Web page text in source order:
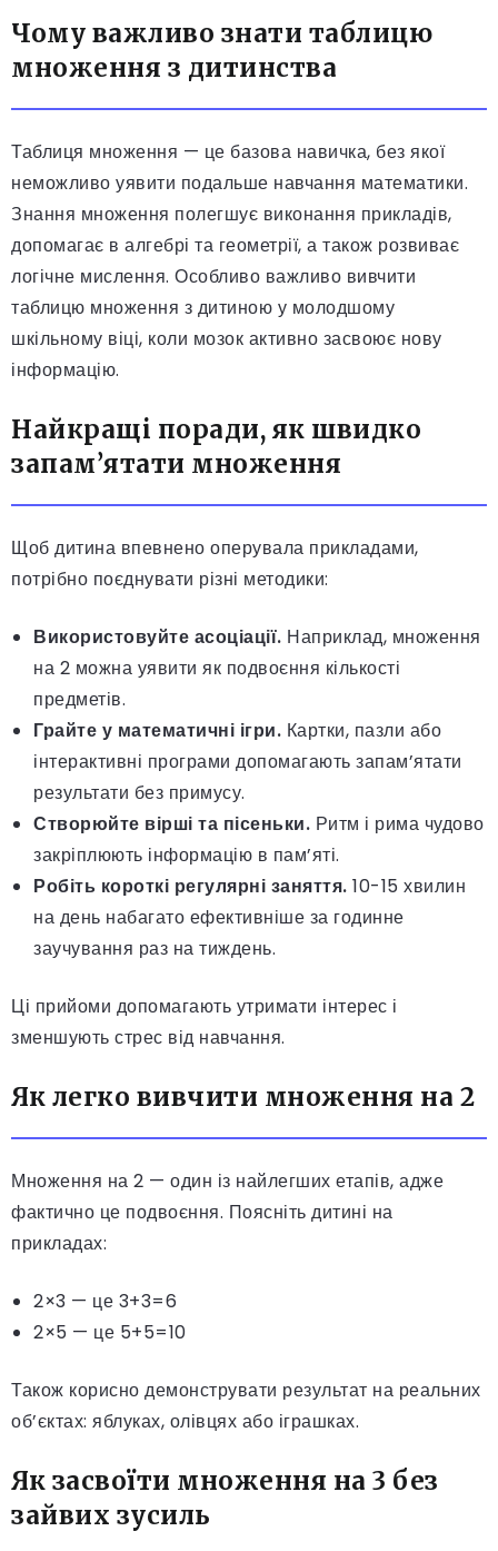
Чому важливо знати таблицю
множення з дитинства
Таблиця множення — це базова навичка, без якої
неможливо уявити подальше навчання математики.
Знання множення полегшує виконання прикладів,
допомагає в алгебрі та геометрії, а також розвиває
логічне мислення. Особливо важливо вивчити
таблицю множення з дитиною у молодшому
шкільному віці, коли мозок активно засвоює нову
інформацію.
Найкращі поради, як швидко
запам’ятати множення
Щоб дитина впевнено оперувала прикладами,
потрібно поєднувати різні методики:
Використовуйте асоціації. Наприклад, множення
на 2 можна уявити як подвоєння кількості
предметів.
Грайте у математичні ігри. Картки, пазли або
інтерактивні програми допомагають запам’ятати
результати без примусу.
Створюйте вірші та пісеньки. Ритм і рима чудово
закріплюють інформацію в пам’яті.
Робіть короткі регулярні заняття. 10-15 хвилин
на день набагато ефективніше за годинне
заучування раз на тиждень.
Ці прийоми допомагають утримати інтерес і
зменшують стрес від навчання.
Як легко вивчити множення на 2
Множення на 2 — один із найлегших етапів, адже
фактично це подвоєння. Поясніть дитині на
прикладах:
2×3 — це 3+3=6
2×5 — це 5+5=10
Також корисно демонструвати результат на реальних
об’єктах: яблуках, олівцях або іграшках.
Як засвоїти множення на 3 без
зайвих зусиль